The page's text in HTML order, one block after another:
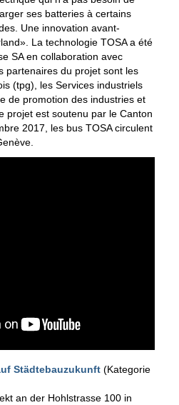
ses batteries à certains
Une innovation avant-
La technologie TOSA a été
SA en collaboration avec
partenaires du projet sont les
(tpg), les Services industriels
de promotion des industries et
projet est soutenu par le Canton
2017, les bus TOSA circulent
Städtebauzukunft (Kategorie
an der Hohlstrasse 100 in